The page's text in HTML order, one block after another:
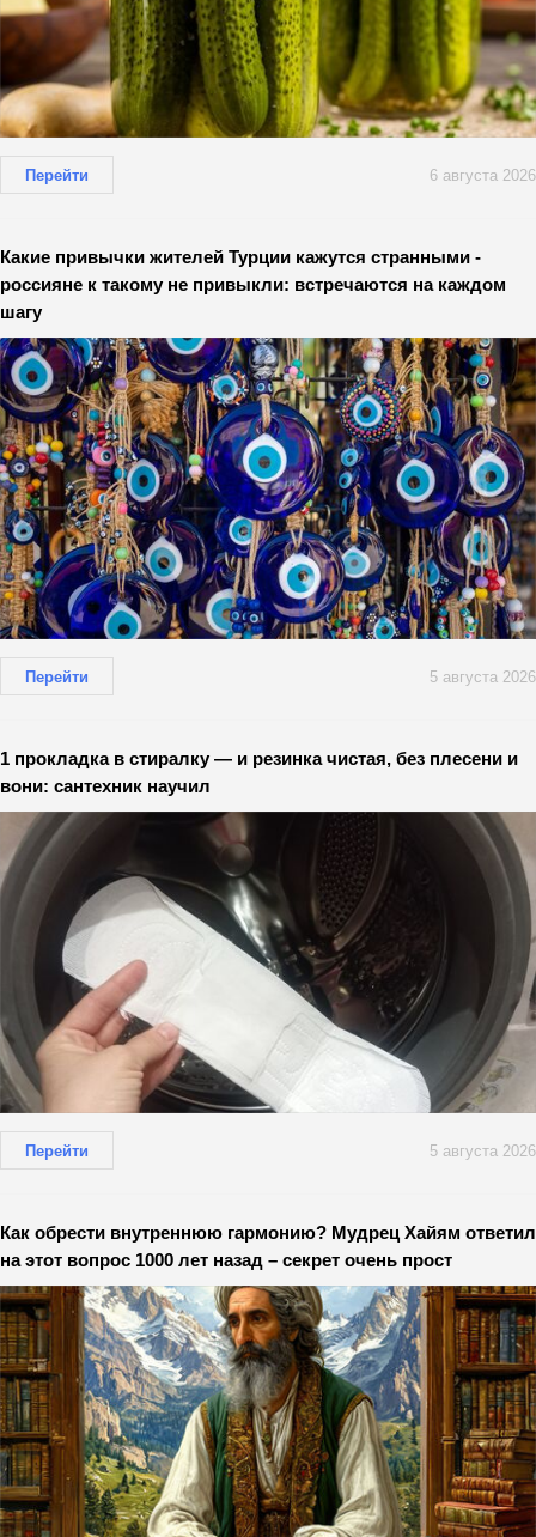
Перейти 6 августа 2026
Какие привычки жителей Турции кажутся странными -
россияне к такому не привыкли: встречаются на каждом
шагу
Перейти 5 августа 2026
1 прокладка в стиралку — и резинка чистая, без плесени и
вони: сантехник научил
Перейти 5 августа 2026
Как обрести внутреннюю гармонию? Мудрец Хайям ответил
на этот вопрос 1000 лет назад – секрет очень прост